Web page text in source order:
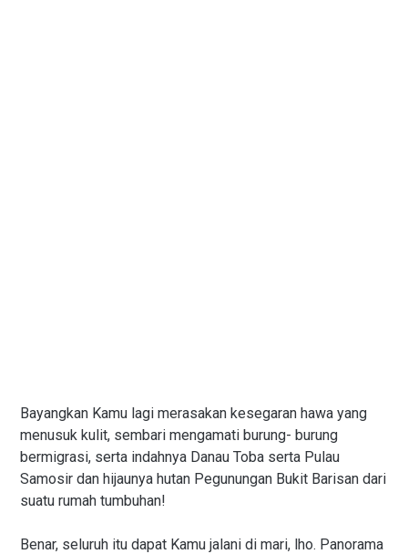
Bayangkan Kamu lagi merasakan kesegaran hawa yang
menusuk kulit, sembari mengamati burung- burung
bermigrasi, serta indahnya Danau Toba serta Pulau
Samosir dan hijaunya hutan Pegunungan Bukit Barisan dari
suatu rumah tumbuhan!
Benar, seluruh itu dapat Kamu jalani di mari, lho. Panorama